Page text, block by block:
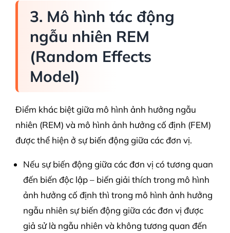
3. Mô hình tác động
ngẫu nhiên REM
(Random Effects
Model)
Điểm khác biệt giữa mô hình ảnh hưởng ngẫu
nhiên (REM) và mô hình ảnh hưởng cố định (FEM)
được thể hiện ở sự biến động giữa các đơn vị.
Nếu sự biến động giữa các đơn vị có tương quan
đến biến độc lập – biến giải thích trong mô hình
ảnh hưởng cố định thì trong mô hình ảnh hưởng
ngẫu nhiên sự biến động giữa các đơn vị được
giả sử là ngẫu nhiên và không tương quan đến